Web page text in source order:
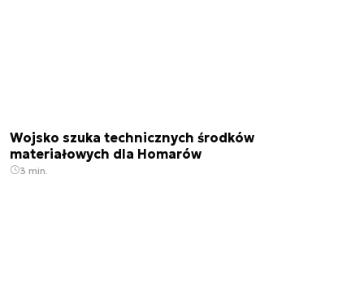
Wojsko szuka technicznych środków
materiałowych dla Homarów
3 min.